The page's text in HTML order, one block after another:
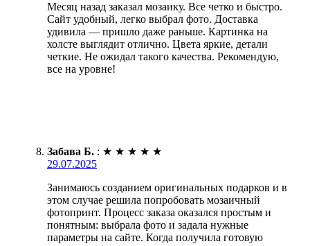
Месяц назад заказал мозаику. Все четко и быстро.
Сайт удобный, легко выбрал фото. Доставка
удивила — пришло даже раньше. Картинка на
холсте выглядит отлично. Цвета яркие, детали
четкие. Не ожидал такого качества. Рекомендую,
все на уровне!
Забава Б. : ★ ★ ★ ★ ★
29.07.2025
Занимаюсь созданием оригинальных подарков и в
этом случае решила попробовать мозаичный
фотопринт. Процесс заказа оказался простым и
понятным: выбрала фото и задала нужные
параметры на сайте. Когда получила готовую